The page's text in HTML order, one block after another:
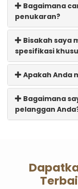
Bagaimana
penukaran?
Bisakah saya
spesifikasi
Apakah Anda
Bagaimana
pelanggan